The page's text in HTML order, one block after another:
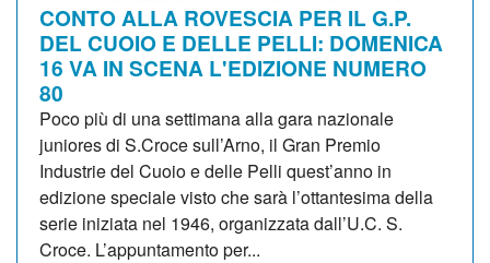
CONTO ALLA ROVESCIA PER IL G.P.
DEL CUOIO E DELLE PELLI: DOMENICA
16 VA IN SCENA L'EDIZIONE NUMERO
80
Poco più di una settimana alla gara nazionale
juniores di S.Croce sull’Arno, il Gran Premio
Industrie del Cuoio e delle Pelli quest’anno in
edizione speciale visto che sarà l’ottantesima della
serie iniziata nel 1946, organizzata dall’U.C. S.
Croce. L’appuntamento per...